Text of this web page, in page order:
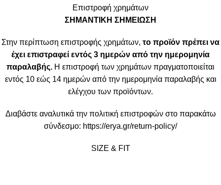
Επιστροφή χρημάτων
ΣΗΜΑΝΤΙΚΗ ΣΗΜΕΙΩΣΗ
Στην περίπτωση επιστροφής χρημάτων, το προϊόν πρέπει να
έχει επιστραφεί εντός 3 ημερών από την ημερομηνία
παραλαβής. Η επιστροφή των χρημάτων πραγματοποιείται
εντός 10 εώς 14 ημερών από την ημερομηνία παραλαβής και
ελέγχου των προϊόντων.
Διαβάστε αναλυτικά την πολιτική επιστροφών στο παρακάτω
σύνδεσμο: https://erya.gr/return-policy/
SIZE & FIT